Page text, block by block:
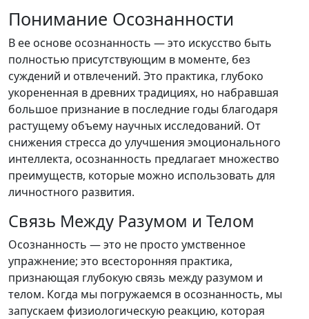
Понимание Осознанности
В ее основе осознанность — это искусство быть
полностью присутствующим в моменте, без
суждений и отвлечений. Это практика, глубоко
укорененная в древних традициях, но набравшая
большое признание в последние годы благодаря
растущему объему научных исследований. От
снижения стресса до улучшения эмоционального
интеллекта, осознанность предлагает множество
преимуществ, которые можно использовать для
личностного развития.
Связь Между Разумом и Телом
Осознанность — это не просто умственное
упражнение; это всесторонняя практика,
признающая глубокую связь между разумом и
телом. Когда мы погружаемся в осознанность, мы
запускаем физиологическую реакцию, которая